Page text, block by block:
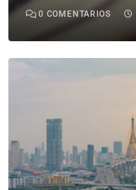
0 COMENTARIOS